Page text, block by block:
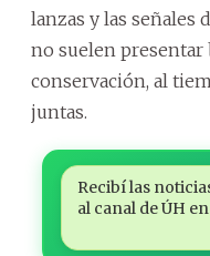
lanzas y las señales
no suelen presentar
conservación, al
juntas.
Recibí las
al canal de ÚH